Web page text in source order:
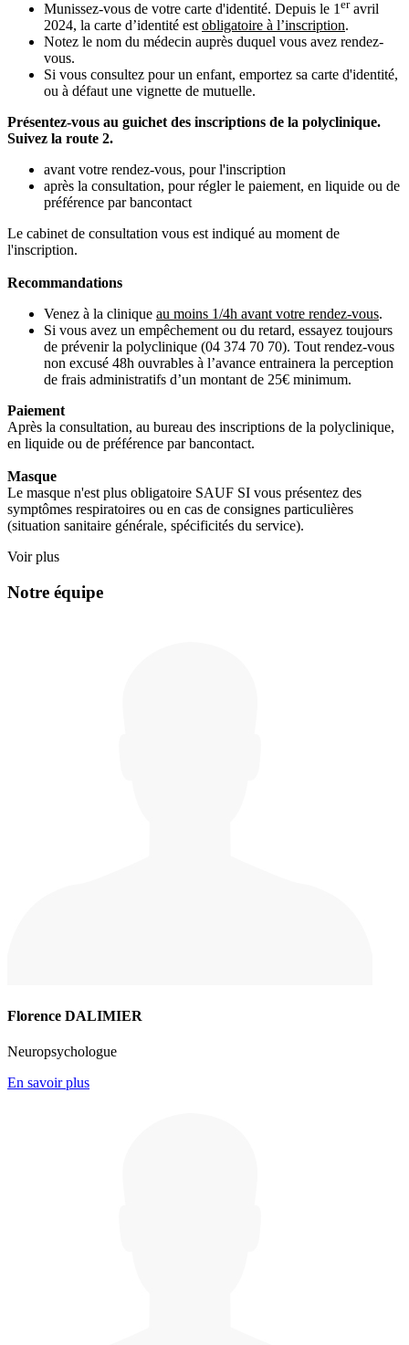
Munissez-vous de votre carte d'identité. Depuis le 1 eravril
2024, la carte d’identité est obligatoire à l’inscription.
Notez le nom du médecin auprès duquel vous avez rendez-
vous.
Si vous consultez pour un enfant, emportez sa carte d'identité,
ou à défaut une vignette de mutuelle.
Présentez-vous au guichet des inscriptions de la polyclinique.
Suivez la route 2.
avant votre rendez-vous, pour l'inscription
après la consultation, pour régler le paiement, en liquide ou de
préférence par bancontact
Le cabinet de consultation vous est indiqué au moment de
l'inscription.
Recommandations
Venez à la clinique au moins 1/4h avant votre rendez-vous.
Si vous avez un empêchement ou du retard, essayez toujours
de prévenir la polyclinique (04 374 70 70). Tout rendez-vous
non excusé 48h ouvrables à l’avance entrainera la perception
de frais administratifs d’un montant de 25€ minimum.
Paiement
Après la consultation, au bureau des inscriptions de la polyclinique,
en liquide ou de préférence par bancontact.
Masque
Le masque n'est plus obligatoire SAUF SI vous présentez des
symptômes respiratoires ou en cas de consignes particulières
(situation sanitaire générale, spécificités du service).
Voir plus
Notre équipe
Florence DALIMIER
Neuropsychologue
En savoir plus